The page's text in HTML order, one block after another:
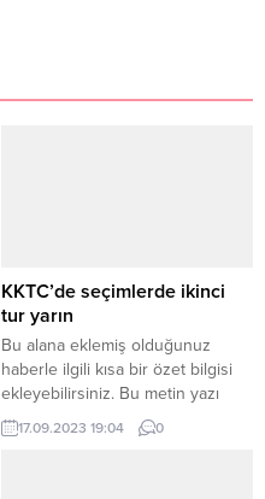
KKTC’de seçimlerde ikinci
tur yarın
Bu alana eklemiş olduğunuz
haberle ilgili kısa bir özet bilgisi
ekleyebilirsiniz. Bu metin yazı
düzenleme sayfasında “Özet”
bölümünden eklenebilir. Özet
17.09.2023 19:04 0